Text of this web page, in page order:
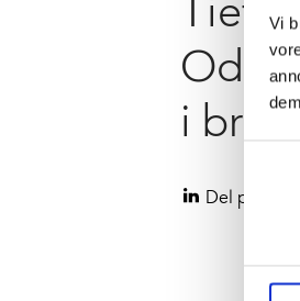
Vi
i brug
Del på